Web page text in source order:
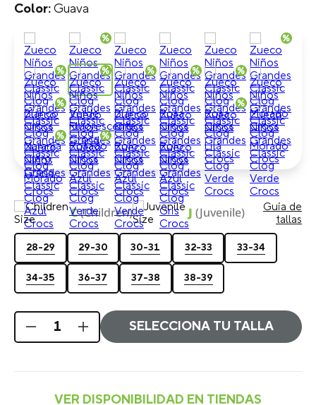
Guava
C(Children) J (Juvenile)
Guia de
tallas
28-29 29-30 30-31 32-33 33-34
34-35 36-37 37-38 38-39
SELECCIONA TU TALLA